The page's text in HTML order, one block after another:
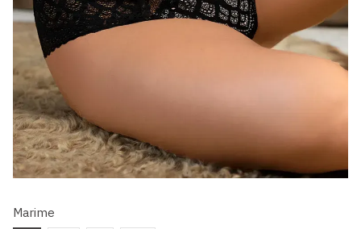
Marime